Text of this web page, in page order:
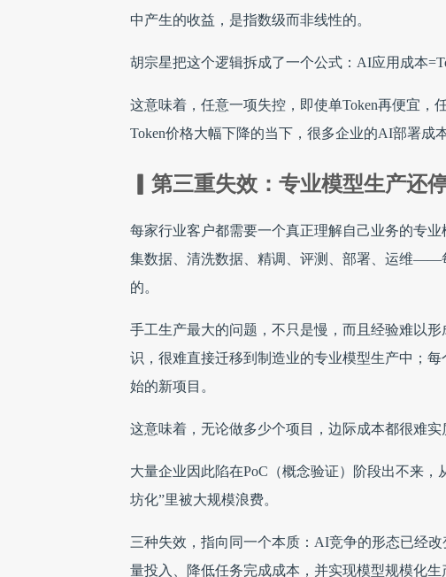
中产生的收益，是指数级而非线性的。
胡宗星把这个逻辑拆成了一个公式：AI应用成本
这意味着，任意一项失控，即使单Token再便宜，
Token价格大幅下降的当下，很多企业的AI部署成
▎第三重失效：专业模型生产还
每家行业客户都需要一个真正理解自己业务的专
集数据、清洗数据、精调、评测、部署、运维——
的。
手工生产最大的问题，不只是慢，而且经验难以
识，很难直接迁移到制造业的专业模型生产中；
始的新项目。
这意味着，无论做多少个项目，边际成本都很难实
大量企业因此陷在PoC（概念验证）阶段出不来
坊化”里被大规模浪费。
三种失效，指向同一个本质：AI竞争的形态已经
量投入、降低任务完成成本，并实现模型规模化